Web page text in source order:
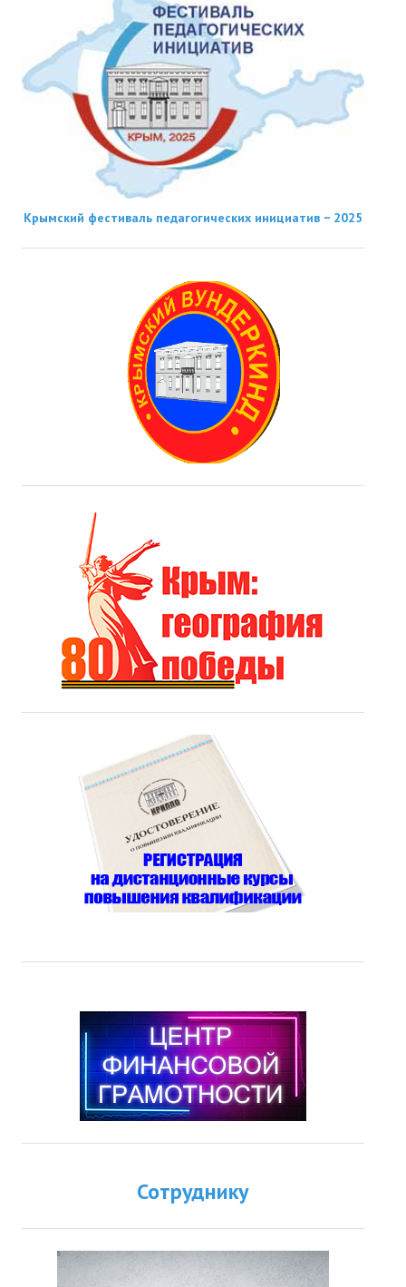
Крымский фестиваль педагогических инициатив − 2025
Сотруднику